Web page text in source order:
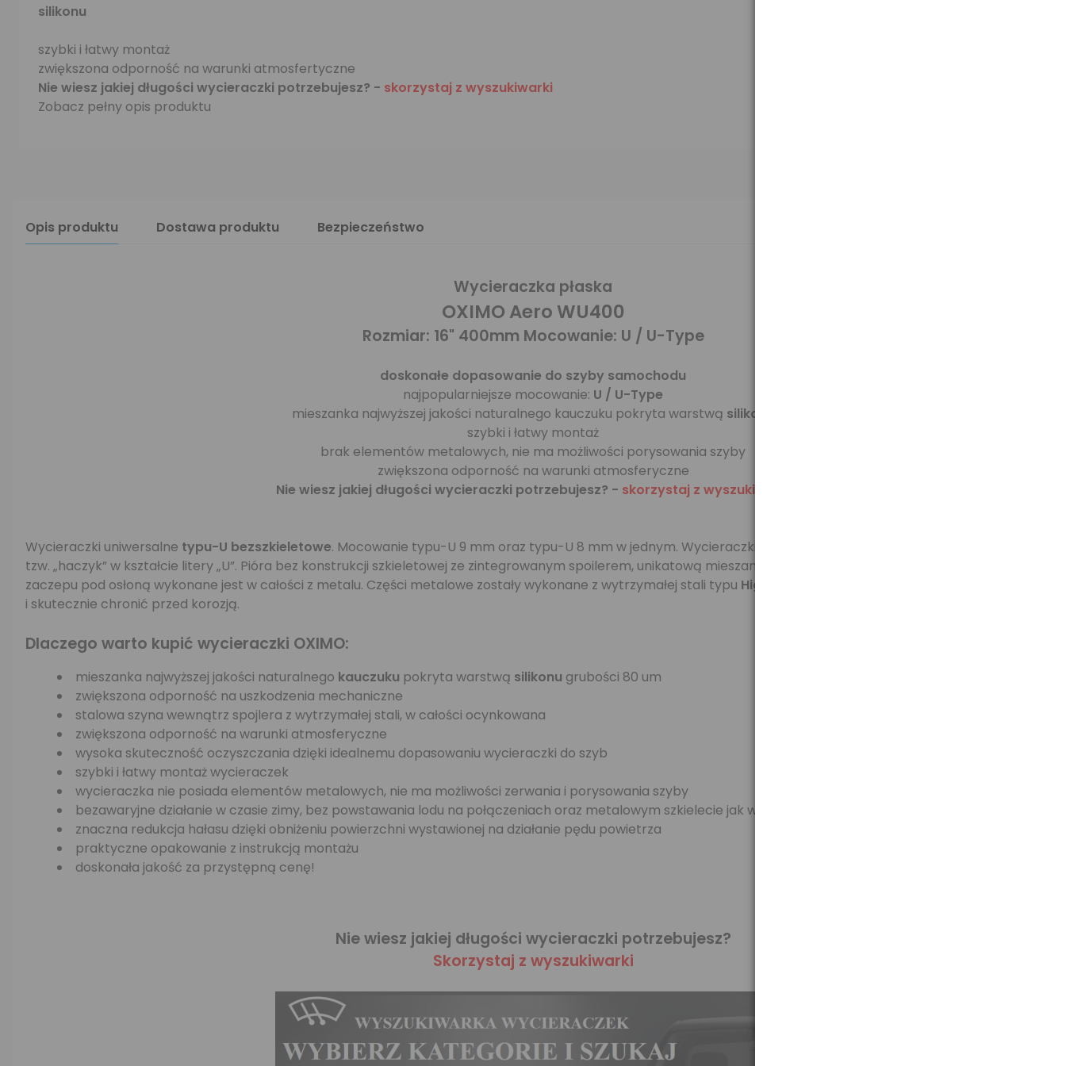
silikonu
szybki i łatwy montaż
zwiększona odporność na warunki atmosfertyczne
Nie wiesz jakiej długości wycieraczki potrzebujesz? - skorzystaj z wyszukiwarki
Zobacz pełny opis produktu
Opis produktu Dostawa produktu Bezpieczeństwo
Wycieraczka płaska
OXIMO Aero WU400
Rozmiar: 16" 400mm Mocowanie: U / U-Type
doskonałe dopasowanie do szyby samochodu
najpopularniejsze mocowanie: U / U-Type
mieszanka najwyższej jakości naturalnego kauczuku pokryta warstwą silikonu
szybki i łatwy montaż
brak elementów metalowych, nie ma możliwości porysowania szyby
zwiększona odporność na warunki atmosferyczne
Nie wiesz jakiej długości wycieraczki potrzebujesz? - skorzystaj z wyszukiwarki
Wycieraczki uniwersalne typu-U bezszkieletowe. Mocowanie typu-U 9 mm oraz typu-U 8 mm w jednym. Wycieraczki typu-U charakteryzują się mocowaniami na
tzw. „haczyk” w kształcie litery „U”. Pióra bez konstrukcji szkieletowej ze zintegrowanym spoilerem, unikatową mieszanką
zaczepu pod osłoną wykonane jest w całości z metalu. Części metalowe zostały wykonane z wytrzymałej stali typu High-Carbon
i skutecznie chronić przed korozją.
Dlaczego warto kupić wycieraczki OXIMO:
mieszanka najwyższej jakości naturalnego kauczuku pokryta warstwą silikonu grubości 80 um
zwiększona odporność na uszkodzenia mechaniczne
stalowa szyna wewnątrz spojlera z wytrzymałej stali, w całości ocynkowana
zwiększona odporność na warunki atmosferyczne
wysoka skuteczność oczyszczania dzięki idealnemu dopasowaniu wycieraczki do szyb
szybki i łatwy montaż wycieraczek
wycieraczka nie posiada elementów metalowych, nie ma możliwości zerwania i porysowania szyby
bezawaryjne działanie w czasie zimy, bez powstawania lodu na połączeniach oraz metalowym szkielecie jak w przypadku wycieraczek standardowych
znaczna redukcja hałasu dzięki obniżeniu powierzchni wystawionej na działanie pędu powietrza
praktyczne opakowanie z instrukcją montażu
doskonała jakość za przystępną cenę!
Nie wiesz jakiej długości wycieraczki potrzebujesz?
Skorzystaj z wyszukiwarki